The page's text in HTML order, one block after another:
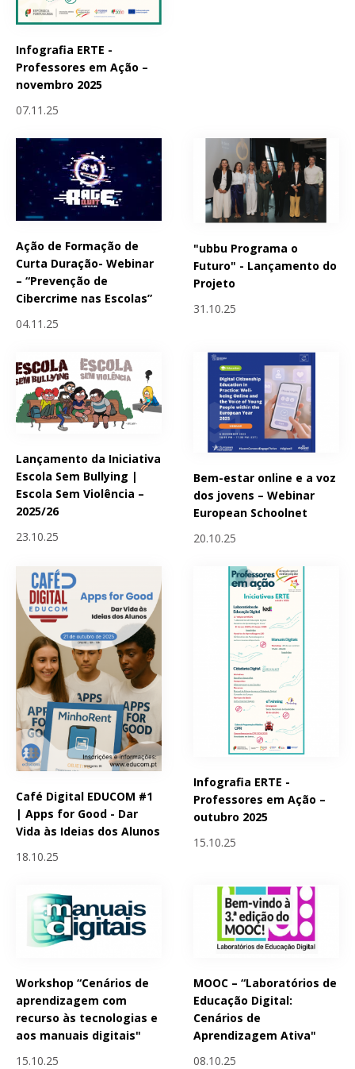
Infografia ERTE -
Professores em Ação –
novembro 2025
07.11.25
Ação de Formação de
Curta Duração- Webinar
– “Prevenção de
Cibercrime nas Escolas”
04.11.25
"ubbu Programa o
Futuro" - Lançamento do
Projeto
31.10.25
Lançamento da Iniciativa
Escola Sem Bullying |
Escola Sem Violência –
2025/26
23.10.25
Bem-estar online e a voz
dos jovens – Webinar
European Schoolnet
20.10.25
Café Digital EDUCOM #1
| Apps for Good - Dar
Vida às Ideias dos Alunos
18.10.25
Infografia ERTE -
Professores em Ação –
outubro 2025
15.10.25
Workshop “Cenários de
aprendizagem com
recurso às tecnologias e
aos manuais digitais"
15.10.25
MOOC – “Laboratórios de
Educação Digital:
Cenários de
Aprendizagem Ativa"
08.10.25